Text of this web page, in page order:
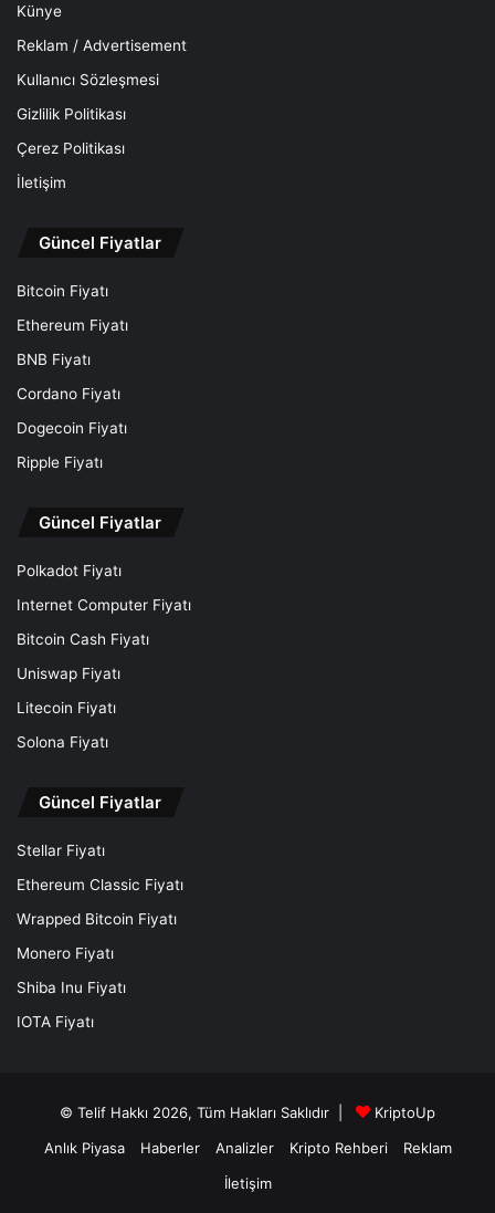
Künye
Reklam / Advertisement
Kullanıcı Sözleşmesi
Gizlilik Politikası
Çerez Politikası
İletişim
Güncel Fiyatlar
Bitcoin Fiyatı
Ethereum Fiyatı
BNB Fiyatı
Cordano Fiyatı
Dogecoin Fiyatı
Ripple Fiyatı
Güncel Fiyatlar
Polkadot Fiyatı
Internet Computer Fiyatı
Bitcoin Cash Fiyatı
Uniswap Fiyatı
Litecoin Fiyatı
Solona Fiyatı
Güncel Fiyatlar
Stellar Fiyatı
Ethereum Classic Fiyatı
Wrapped Bitcoin Fiyatı
Monero Fiyatı
Shiba Inu Fiyatı
IOTA Fiyatı
© Telif Hakkı 2026, Tüm Hakları Saklıdır |
KriptoUp
Anlık Piyasa
Haberler Analizler Kripto Rehberi
Reklam
İletişim